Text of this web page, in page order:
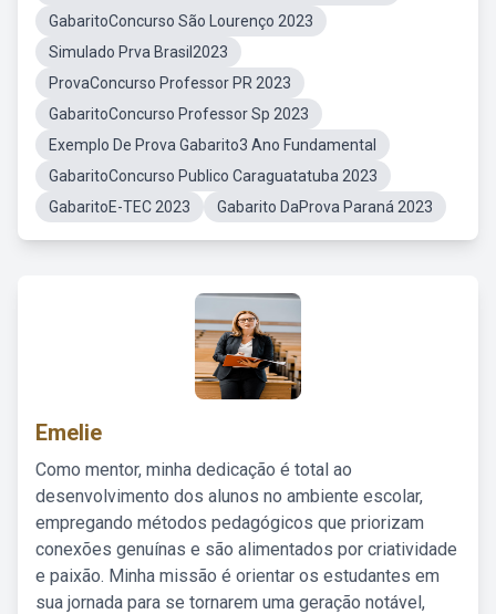
GabaritoConcurso São Lourenço 2023
Simulado Prva Brasil2023
ProvaConcurso Professor PR 2023
GabaritoConcurso Professor Sp 2023
Exemplo De Prova Gabarito3 Ano Fundamental
GabaritoConcurso Publico Caraguatatuba 2023
GabaritoE-TEC 2023
Gabarito DaProva Paraná 2023
Emelie
Como mentor, minha dedicação é total ao
desenvolvimento dos alunos no ambiente escolar,
empregando métodos pedagógicos que priorizam
conexões genuínas e são alimentados por criatividade
e paixão. Minha missão é orientar os estudantes em
sua jornada para se tornarem uma geração notável,